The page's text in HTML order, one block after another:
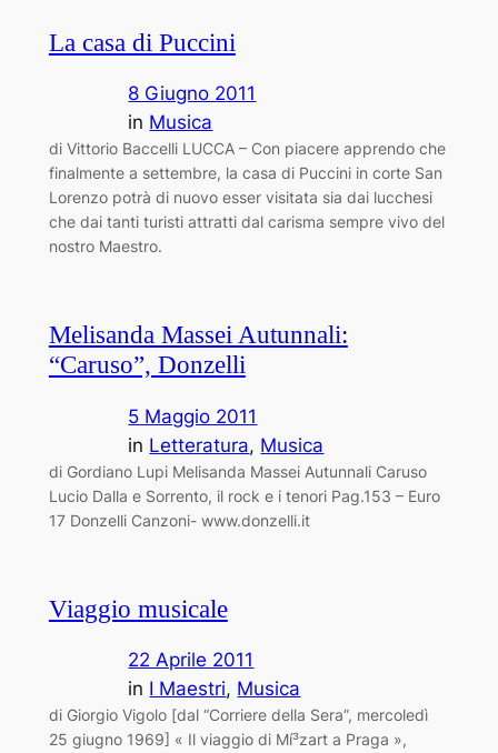
La casa di Puccini
8 Giugno 2011
in Musica
di Vittorio Baccelli LUCCA – Con piacere apprendo che
finalmente a settembre, la casa di Puccini in corte San
Lorenzo potrà di nuovo esser visitata sia dai lucchesi
che dai tanti turisti attratti dal carisma sempre vivo del
nostro Maestro.
Melisanda Massei Autunnali:
“Caruso”, Donzelli
5 Maggio 2011
in Letteratura, Musica
di Gordiano Lupi Melisanda Massei Autunnali Caruso
Lucio Dalla e Sorrento, il rock e i tenori Pag.153 – Euro
17 Donzelli Canzoni- www.donzelli.it
Viaggio musicale
22 Aprile 2011
in I Maestri, Musica
di Giorgio Vigolo [dal “Corriere della Sera”, mercoledì
25 giugno 1969] « Il viaggio di Mí³zart a Praga »,